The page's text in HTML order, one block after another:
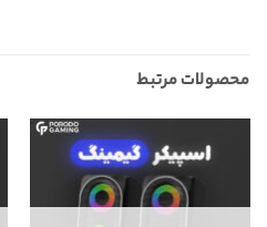
محصولات مرتبط